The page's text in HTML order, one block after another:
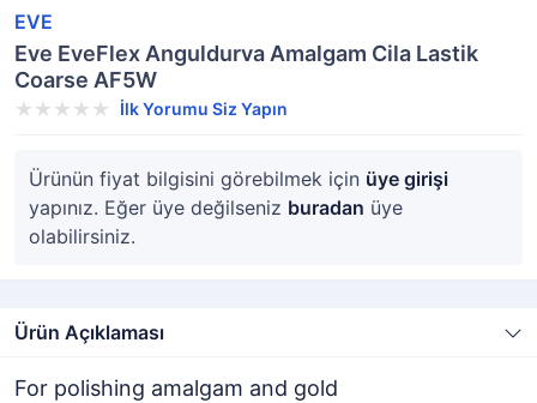
EVE
Eve EveFlex Anguldurva Amalgam Cila Lastik
Coarse AF5W
İlk Yorumu Siz Yapın
Ürünün fiyat bilgisini görebilmek için üye girişi
yapınız. Eğer üye değilseniz buradan üye
olabilirsiniz.
Ürün Açıklaması
For polishing amalgam and gold